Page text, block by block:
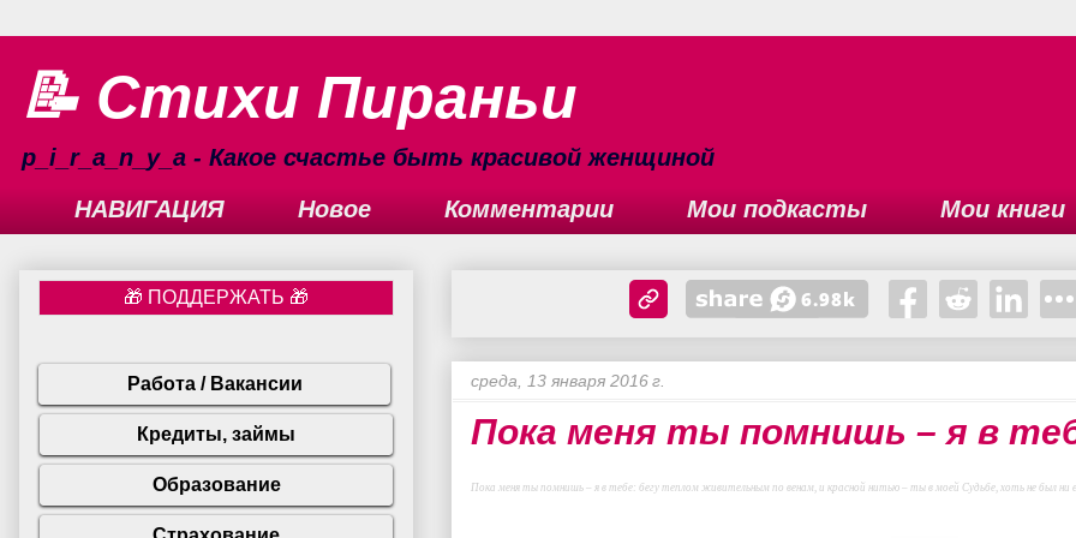
📝 Стихи Пираньи
p_i_r_a_n_y_a - Какое счастье быть красивой женщиной
НАВИГАЦИЯ
Новое Комментарии Мои подкасты Мои книги
среда, 13 января 2016 г.
Пока меня ты помнишь – я в
Пока меня ты помнишь – я в тебе: бегу теплом живительным по венам, и красной нитью – ты в моей Судьбе, хоть не был ни